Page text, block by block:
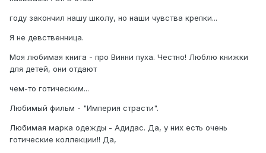
году закончил нашу школу, но наши чувства крепки...
Я не девственница.
Моя любимая книга - про Винни пуха. Честно! Люблю книжки
для детей, они отдают
чем-то готическим...
Любимый фильм - "Империя страсти".
Любимая марка одежды - Адидас. Да, у них есть очень
готические коллекции!! Да,